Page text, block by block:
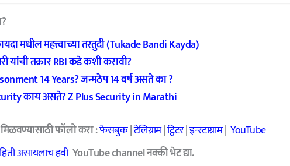
मधील महत्त्वाच्या तरतुदी (Tukade Bandi Kayda)
यांची तक्रार RBI कडे कशी करावी?
14 Years? जन्मठेप 14 वर्ष असते का ?
काय असते? Z Plus Security in Marathi
फॉलो करा :फेसबुक|टेलिग्राम|ट्विटर|इन्स्टाग्राम|YouTube
असायलाच हवी YouTube channel नक्की भेट द्या.